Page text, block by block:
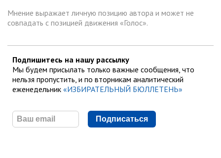
Мнение выражает личную позицию автора и может не
совпадать с позицией движения «Голос».
Подпишитесь на нашу рассылку
Мы будем присылать только важные сообщения, что
нельзя пропустить, и по вторникам аналитический
еженедельник «ИЗБИРАТЕЛЬНЫЙ БЮЛЛЕТЕНЬ»
Подписаться